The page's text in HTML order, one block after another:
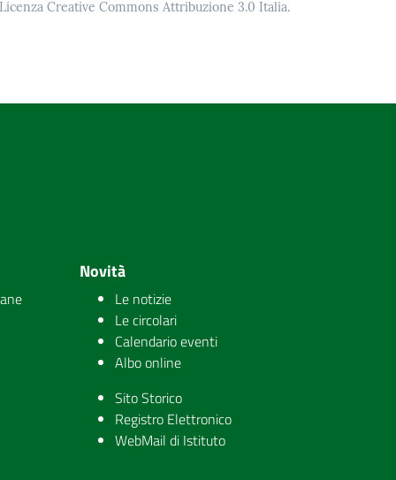
Creative Commons Attribuzione 3.0 Italia.
Novità
Le notizie
Le circolari
Calendario eventi
Albo online
Sito Storico
Registro Elettronico
WebMail di Istituto